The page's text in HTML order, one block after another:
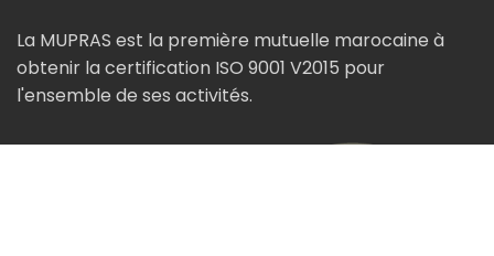
La MUPRAS est la première mutuelle marocaine à
obtenir la certification ISO 9001 V2015 pour
l'ensemble de ses activités.